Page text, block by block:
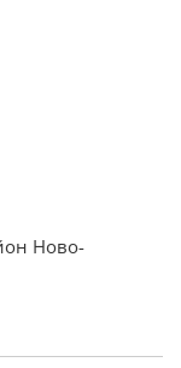
Ново-